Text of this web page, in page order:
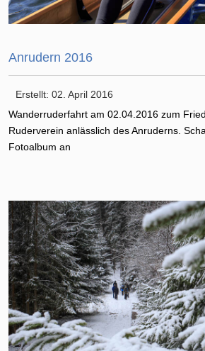
Anrudern 2016
Erstellt: 02. April 2016
Wanderruderfahrt am 02.04.2016 zum
Ruderverein anlässlich des Anruderns.
Fotoalbum an